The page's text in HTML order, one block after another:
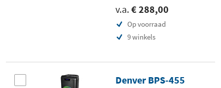
v.a. € 288,00
Op voorraad
9 winkels
Denver BPS-455